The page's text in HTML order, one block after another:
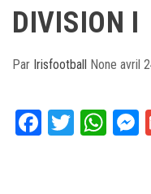
DIVISION I
Par Irisfootball None avril
Facebook
Twitter